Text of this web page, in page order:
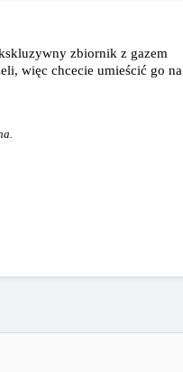
zbiornik z gazem
więc chcecie umieścić go na